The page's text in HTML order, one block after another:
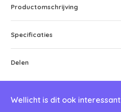
Productomschrijving
Specificaties
Delen
Wellicht is dit ook interessant